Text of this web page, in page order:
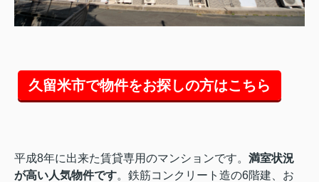
久留米市で物件をお探しの方はこちら
平成8年に出来た賃貸専用のマンションです。 満室状況
が高い人気物件です。鉄筋コンクリート造の6階建、お